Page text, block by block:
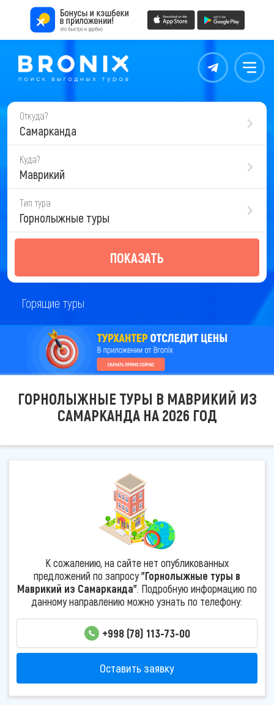
Контакты Меню
Откуда?
Самарканда
Куда?
Маврикий
Тип тура
Горнолыжные туры
ПОКАЗАТЬ
Горящие туры
ГОРНОЛЫЖНЫЕ ТУРЫ В МАВРИКИЙ ИЗ
САМАРКАНДА НА 2026 ГОД
К сожалению, на сайте нет опубликованных
предложений по запросу"Горнолыжные туры в
Маврикий из Самарканда". Подробную информацию по
данному направлению можно узнать по телефону:
+998 (78) 113-73-00
Оставить заявку